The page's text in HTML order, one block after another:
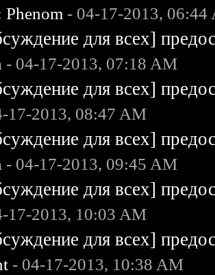
Phenom - 04-17-2013, 06:44
для всех]
- 04-17-2013, 07:18 AM
для всех]
17-2013, 08:47 AM
для всех]
- 04-17-2013, 09:45 AM
для всех]
17-2013, 10:03 AM
для всех]
- 04-17-2013, 10:38 AM